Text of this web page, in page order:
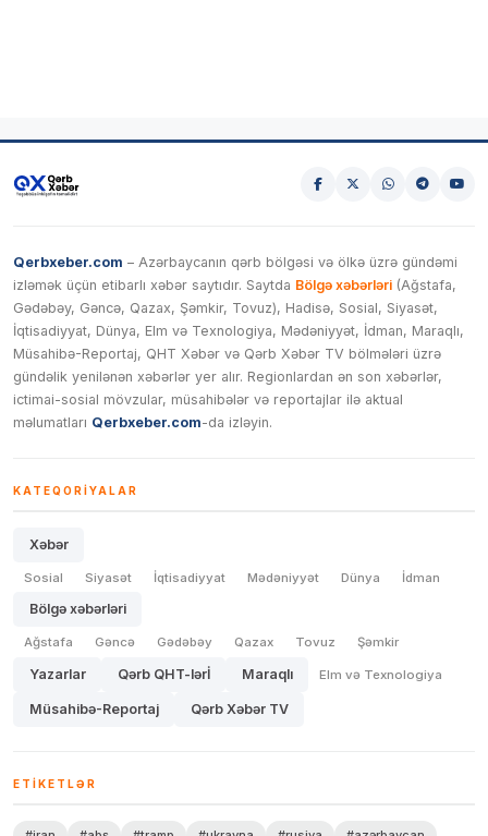
Qerbxeber.com – Azərbaycanın qərb bölgəsi və ölkə üzrə gündəmi
izləmək üçün etibarlı xəbər saytıdır. Saytda Bölgə xəbərləri (Ağstafa,
Gədəbəy, Gəncə, Qazax, Şəmkir, Tovuz), Hadisə, Sosial, Siyasət,
İqtisadiyyat, Dünya, Elm və Texnologiya, Mədəniyyət, İdman, Maraqlı,
Müsahibə-Reportaj, QHT Xəbər və Qərb Xəbər TV bölmələri üzrə
gündəlik yenilənən xəbərlər yer alır. Regionlardan ən son xəbərlər,
ictimai-sosial mövzular, müsahibələr və reportajlar ilə aktual
məlumatları Qerbxeber.com-da izləyin.
KATEQORIYALAR
Xəbər
Sosial Siyasət İqtisadiyyat Mədəniyyət Dünya İdman
Bölgə xəbərləri
Ağstafa Gəncə Gədəbəy Qazax Tovuz Şəmkir
Yazarlar Qərb QHT-lərİ Maraqlı Elm və Texnologiya
Müsahibə-Reportaj Qərb Xəbər TV
ETIKETLƏR